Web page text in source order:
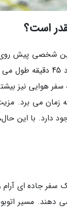
است؟
شخصی پیش
ارزروم تا باتومی با هواپیما تنها
هوایی نیز
ماشین شخصی 295 کیلومتر است و حدود
دارد. با این
سفر جاده ای
دهند. مسیر